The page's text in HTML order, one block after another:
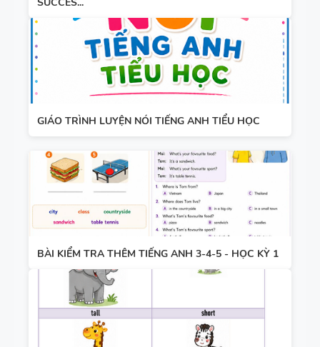
GIÁO TRÌNH LUYỆN NÓI TIẾNG ANH TIỂU HỌC
BÀI KIỂM TRA THÊM TIẾNG ANH 3-4-5 - HỌC KỲ 1